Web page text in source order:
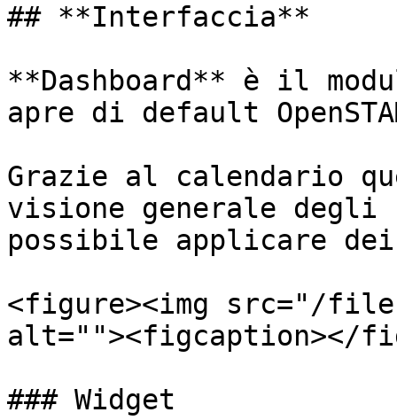
## **Interfaccia**
**Dashboard** è il
apre di default
Grazie al calendario
visione generale
possibile applicare
<figure><img src="/files/
alt=""><figcaption></
### Widget